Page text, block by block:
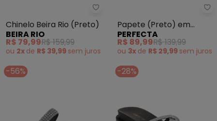
Beira Rio - Chinelo Beira Rio
Chinelo Beira Rio (Preto)
BEIRA RIO
R$ 79,99R$ 159,99
ou 2x de R$ 39,99 sem juros
Papete (Preto) em
Material Sintético
PERFECTA
R$ 89,99R$ 139,99
ou 3x de R$ 29,99 sem juros
-56% -28%